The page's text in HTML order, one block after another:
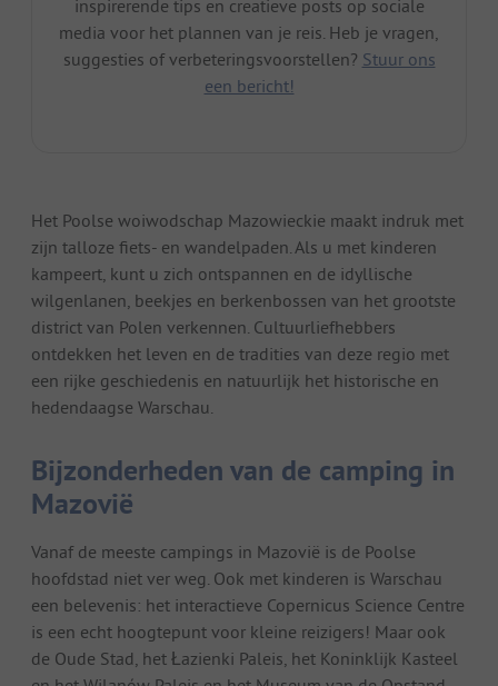
inspirerende tips en creatieve posts op sociale
media voor het plannen van je reis. Heb je vragen,
suggesties of verbeteringsvoorstellen? Stuur ons
een bericht!
Het Poolse woiwodschap Mazowieckie maakt indruk met
zijn talloze fiets- en wandelpaden. Als u met kinderen
kampeert, kunt u zich ontspannen en de idyllische
wilgenlanen, beekjes en berkenbossen van het grootste
district van Polen verkennen. Cultuurliefhebbers
ontdekken het leven en de tradities van deze regio met
een rijke geschiedenis en natuurlijk het historische en
hedendaagse Warschau.
Bijzonderheden van de camping in
Mazovië
Vanaf de meeste campings in Mazovië is de Poolse
hoofdstad niet ver weg. Ook met kinderen is Warschau
een belevenis: het interactieve Copernicus Science Centre
is een echt hoogtepunt voor kleine reizigers! Maar ook
de Oude Stad, het Łazienki Paleis, het Koninklijk Kasteel